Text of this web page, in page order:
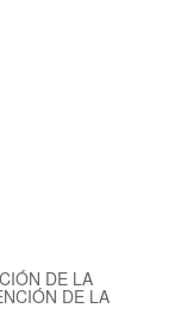
DE LA
DE LA